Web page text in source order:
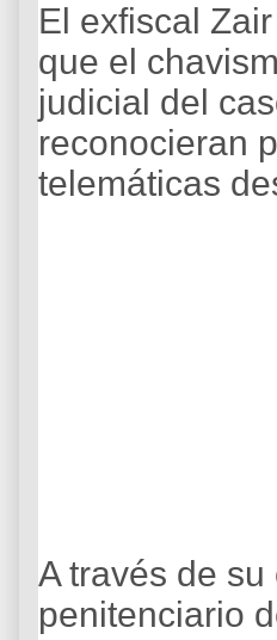
El exfiscal
que el
judicial del
reconocieran
telemáticas
A través de su
penitenciario